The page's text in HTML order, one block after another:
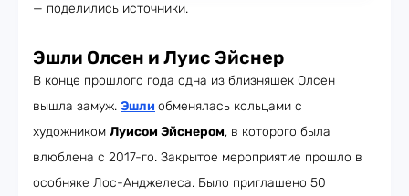
— поделились источники.
Эшли Олсен и Луис Эйснер
В конце прошлого года одна из близняшек Олсен
вышла замуж. Эшли обменялась кольцами с
художником Луисом Эйснером, в которого была
влюблена с 2017-го. Закрытое мероприятие прошло в
особняке Лос-Анджелеса. Было приглашено 50